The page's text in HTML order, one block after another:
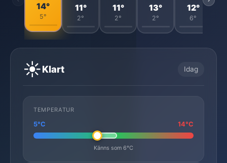
14°
5°
11°
2°
11°
2°
13°
2°
12°
6°
☀️Klart Idag
TEMPERATUR
5°C 14°C
Känns som 6°C